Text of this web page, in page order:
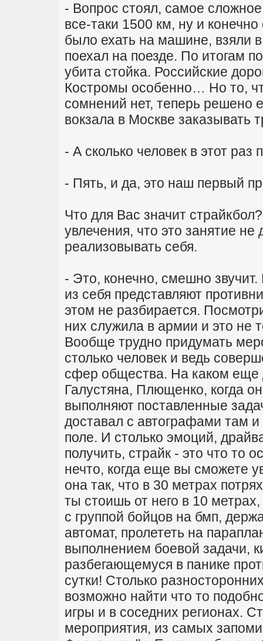
- Вопрос стоял, самое
все-таки 1500 км, ну и
было ехать на машине, взяли
поехал на поезде. По итогам
убита стойка. Российские
Костромы особенно… Но то,
сомнений нет, теперь решено
вокзала в Москве заказывать
- А сколько человек в этот
- Пять, и да, это наш первый
Что для Вас значит
увлечения, что это занятие
реализовывать себя.
- Это, конечно, смешно
из себя представляют
этом не разбирается.
них служила в армии и это не
Вообще трудно придумать
столько человек и ведь
сфер общества. На каком еще
Галустяна, Плющенко, когда
выполняют поставленные
доставал с автографами там
поле. И столько эмоций,
получить, страйк - это что то
нечто, когда еще вы сможете
она так, что в 30 метрах
ты стоишь от него в 10
с группой бойцов на бмп,
автомат, пролететь на
выполнением боевой задачи,
разбегающемуся в панике
сутки! Столько
возможно найти что то
игры и в соседних регионах.
мероприятия, из самых